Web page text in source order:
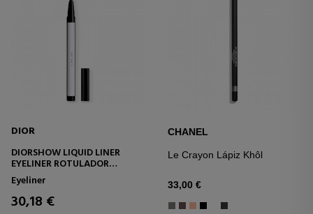
DIOR
DIORSHOW LIQUID LINER
EYELINER ROTULADOR
ULTRAPRECISO - COLOR
INTENSO WATERPROOF
Eyeliner
30,18 €
CHANEL
Le Crayon Lápiz Khôl
33,00 €